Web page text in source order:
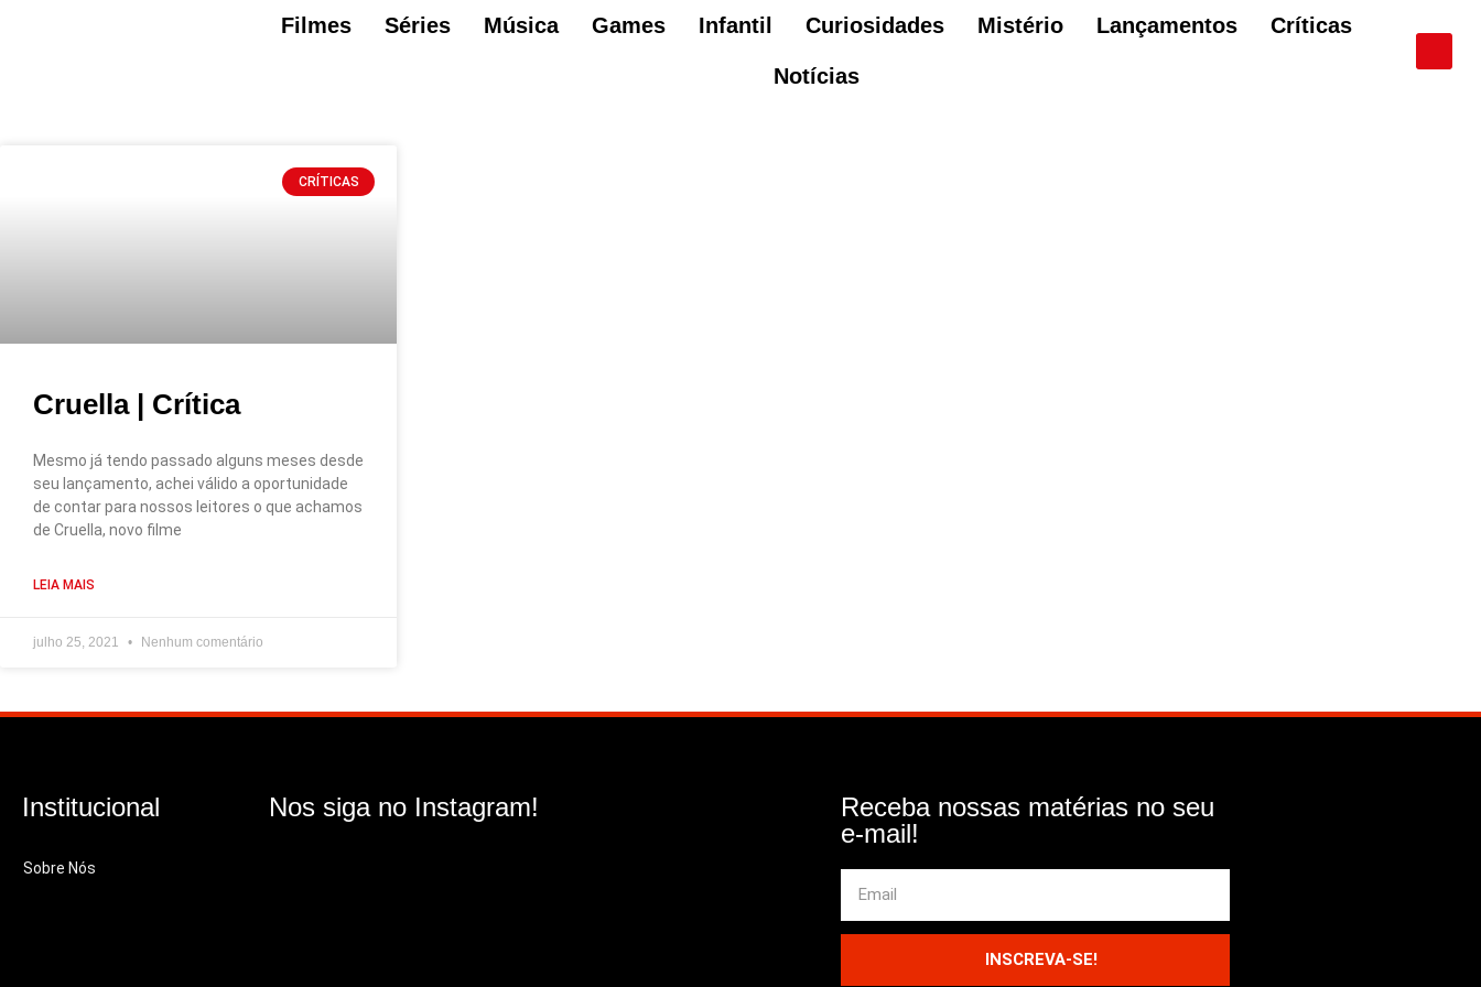
Filmes Séries Música Games Infantil Curiosidades Mistério Lançamentos Críticas
Notícias
CRÍTICAS
Cruella | Crítica
Mesmo já tendo passado alguns meses desde
seu lançamento, achei válido a oportunidade
de contar para nossos leitores o que achamos
de Cruella, novo filme
LEIA MAIS
julho 25, 2021 Nenhum comentário
Institucional
Sobre Nós
Nos siga no Instagram!
Receba nossas matérias no seu
e-mail!
INSCREVA-SE!